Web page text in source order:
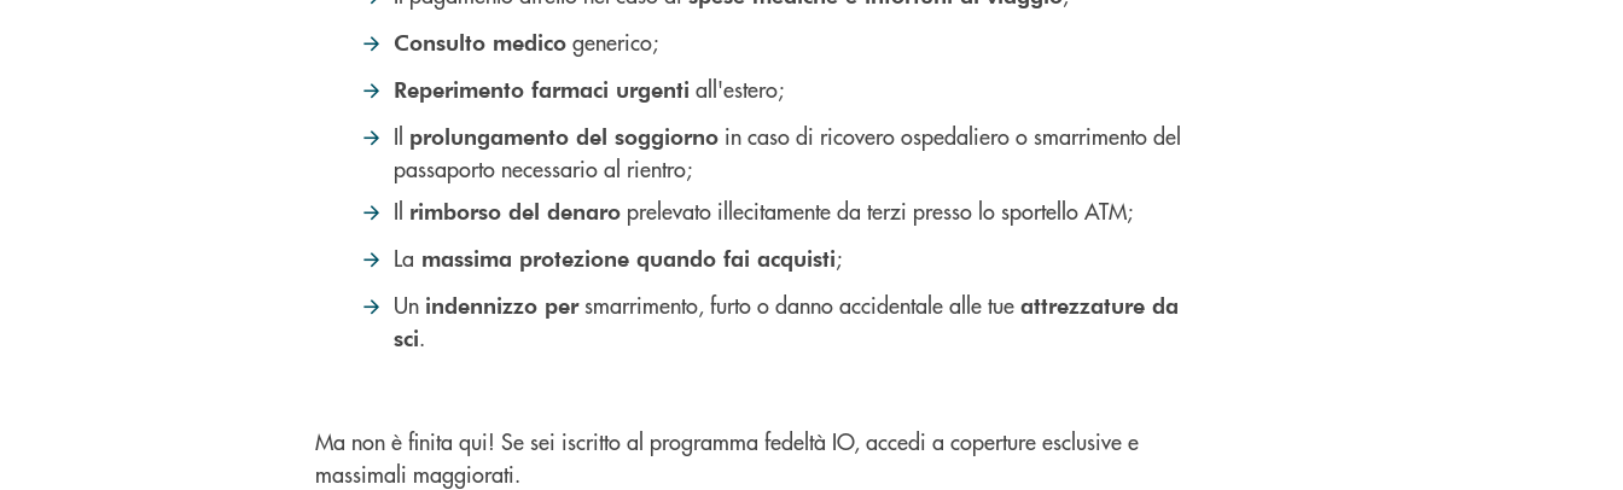
Consulto medico generico;
Reperimento farmaci urgenti all'estero;
Il prolungamento del soggiorno in caso di ricovero ospedaliero o smarrimento del
passaporto necessario al rientro;
Il rimborso del denaro prelevato illecitamente da terzi presso lo sportello ATM;
La massima protezione quando fai acquisti;
Un indennizzo persmarrimento, furto o danno accidentale alle tue attrezzature da
sci.
Ma non è finita qui! Se sei iscritto al programma fedeltà IO, accedi a coperture esclusive e
massimali maggiorati.